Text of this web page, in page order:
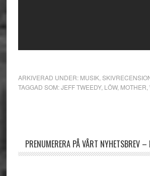
ARKIVERAD UNDER: MUSIK,
TAGGAD SOM:JEFF TWEEDY, LÖW, MOTHER
PRENUMERERA PÅ VÅRT NYHETSBREV